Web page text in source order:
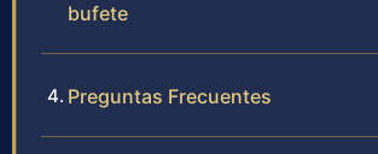
bufete
Preguntas Frecuentes